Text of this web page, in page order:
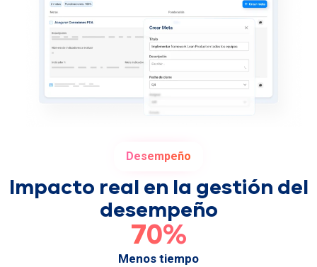
Desempeño
Impacto real en la gestión del
desempeño
70%
Menos tiempo